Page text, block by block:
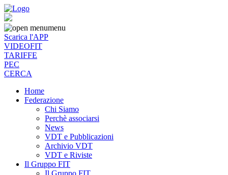
menu
Scarica l'APP
VIDEOFIT
TARIFFE
PEC
CERCA
Home
Federazione
Chi Siamo
Perchè associarsi
News
VDT e Pubblicazioni
Archivio VDT
VDT e Riviste
Il Gruppo FIT
Il Gruppo FIT